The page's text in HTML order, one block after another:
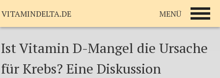
Ist Vitamin D-Mangel die Ursache
für Krebs? Eine Diskussion
VITAMINDELTA.DE MENÜ